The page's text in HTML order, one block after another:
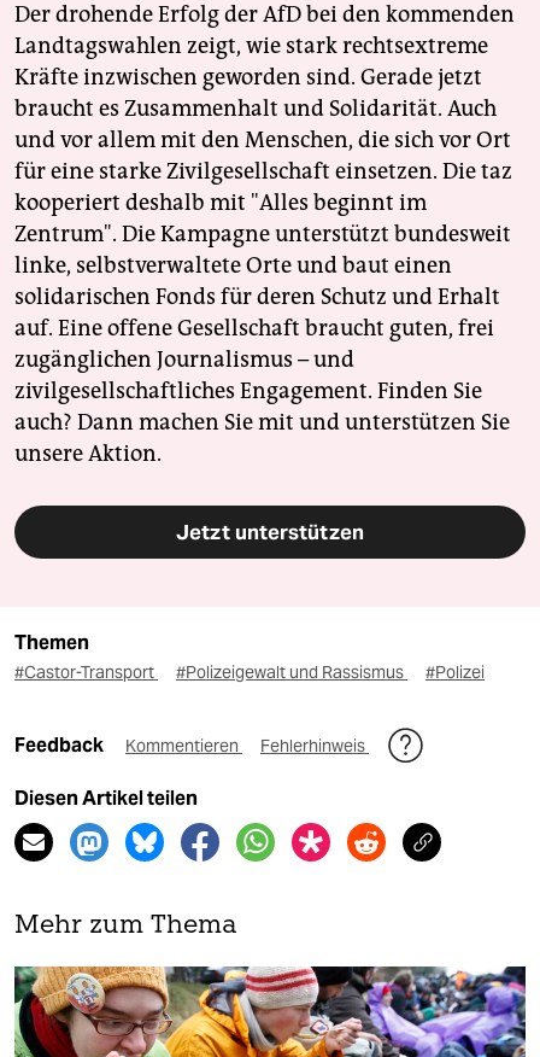
Der drohende Erfolg der AfD bei den kommenden
Landtagswahlen zeigt, wie stark rechtsextreme
Kräfte inzwischen geworden sind. Gerade jetzt
braucht es Zusammenhalt und Solidarität. Auch
und vor allem mit den Menschen, die sich vor Ort
für eine starke Zivilgesellschaft einsetzen. Die taz
kooperiert deshalb mit "Alles beginnt im
Zentrum". Die Kampagne unterstützt bundesweit
linke, selbstverwaltete Orte und baut einen
solidarischen Fonds für deren Schutz und Erhalt
auf. Eine offene Gesellschaft braucht guten, frei
zugänglichen Journalismus – und
zivilgesellschaftliches Engagement. Finden Sie
auch? Dann machen Sie mit und unterstützen Sie
unsere Aktion.
Jetzt unterstützen
Themen
#Castor-Transport #Polizeigewalt und Rassismus #Polizei
Feedback Kommentieren Fehlerhinweis
Diesen Artikel teilen
Mehr zum Thema